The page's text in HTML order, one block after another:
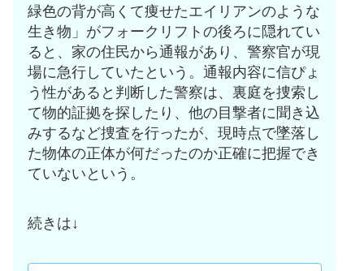
緑色の背が高くて痩せたエイリアンのような
生き物」がフォークリフトの後ろに隠れてい
ると、家の住民から通報があり、警察官が現
場に急行していたという。通報内容に信ぴょ
う性があると判断した警察は、裏庭を捜索し
て物的証拠を探したり、他の目撃者に聞き込
みするなど捜査を行ったが、現時点で墜落し
た物体の正体が何だったのか正確に把握でき
ていないという。
続きは↓